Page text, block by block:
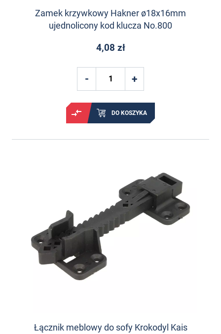
Zamek krzywkowy Hakner ø18x16mm
ujednolicony kod klucza No.800
4,08 zł
DO KOSZYKA
Łącznik meblowy do sofy Krokodyl Kais